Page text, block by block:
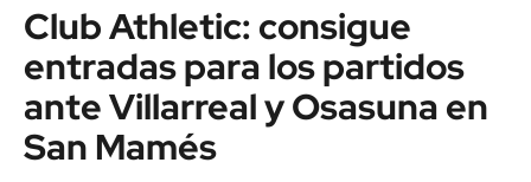
Club Athletic: consigue
entradas para los partidos
ante Villarreal y Osasuna en
San Mamés